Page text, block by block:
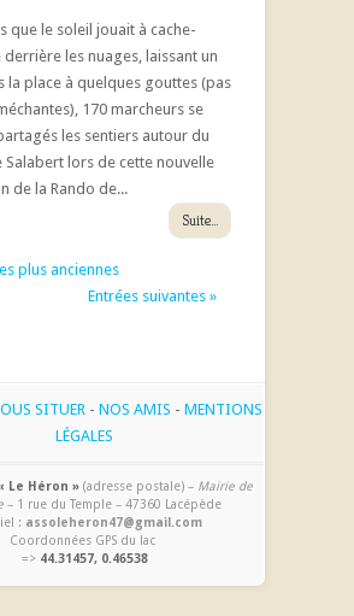
que le soleil jouait à cache-
derrière les nuages, laissant un
la place à quelques gouttes (pas
170 marcheurs se
les sentiers autour du
Salabert lors de cette nouvelle
de la Rando de...
Suite...
plus anciennes
Entrées suivantes »
SITUER - NOS AMIS - MENTIONS
LÉGALES
Le Héron » (adresse postale) – Mairie de
– 1 rue du Temple – 47360 Lacépède
: assoleheron47@gmail.com
Coordonnées GPS du lac
=> 44.31457, 0.46538